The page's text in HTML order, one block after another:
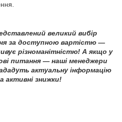
великий вибір
за доступною вартістю —
різноманітністю! А якщо у
питання — наші менеджери
актуальну інформацію
активні знижки!